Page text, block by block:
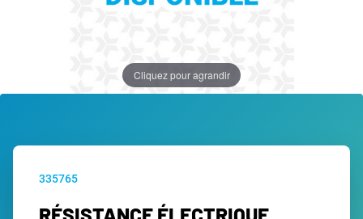
Cliquez pour agrandir
335765